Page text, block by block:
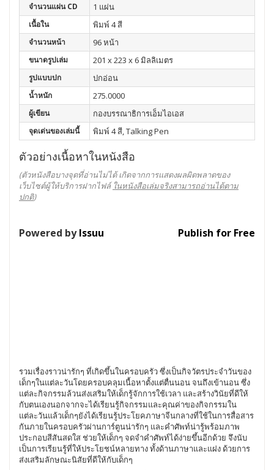
จำนวนแผ่น CD 1 แผ่น
เนื้อใน พิมพ์ 4 สี
จำนวนหน้า 96 หน้า
ขนาดรูปเล่ม 201 x 223 x 6 มิลลิเมตร
รูปแบบปก ปกอ่อน
น้ำหนัก 275.0000
ผู้เขียน กองบรรณาธิการเอ็มไอเอส
จุดเด่นของเล่มนี้ พิมพ์ 4 สี, Talking Pen
ตัวอย่างเนื้อหาในหนังสือ
(ตัวหนังสือบางจุดที่อ่านไม่ได้ เกิดจากการแสดงผลผิดพลาดของ
เว็บไซต์ผู้ให้บริการฝากไฟล์ ในหนังสือเล่มจริงสามารถอ่านได้ตาม
ปกติ)
Powered byIssuu Publish for Free
รวมเรื่องราวน่ารักๆ ที่เกิดขึ้นในครอบครัว ซึ่งเป็นกิจวัตรประจำวันของ
เด็กๆในแต่ละวันโดยครอบคลุมเนื้อหาตั้งแต่ตื่นนอน จนถึงเข้านอน ซึ่ง
แต่ละกิจกรรมล้วนส่งเสริมให้เด็กรู้จักการใช้เวลา และสร้างวินัยที่ดีให้
กับตนเองนอกจากจะได้เรียนรู้กิจกรรมและคุณค่าของกิจกรรมใน
แต่ละวันแล้วเด็กๆยังได้เรียนรู้ประโยคภาษาจีนกลางที่ใช้ในการสื่อสาร
กันภายในครอบครัวผ่านการ์ตูนน่ารักๆ และคำศัพท์น่ารู้พร้อมภาพ
ประกอบสีสันสดใส ช่วยให้เด็กๆ จดจำคำศัพท์ได้ง่ายขึ้นอีกด้วย จึงนับ
เป็นการเรียนรู้ที่ให้ประโยชน์หลายทาง ทั้งด้านภาษาและแฝง ด้วยการ
ส่งเสริมลักษณะนิสัยที่ดีให้กับเด็กๆ